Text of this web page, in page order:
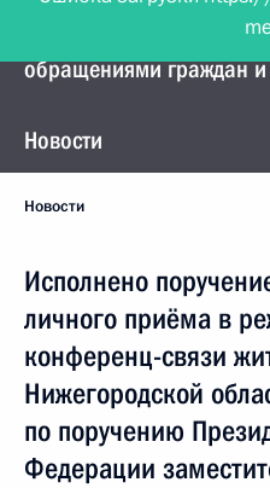
Управление Президента
обращениями граждан
Новости
Новости
Исполнено
личного приёма в
конференц-связи
Нижегородской
по поручению
Федерации